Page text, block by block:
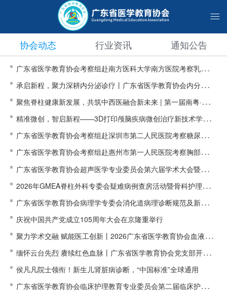
协会动态 行业资讯 通知公告
广东省医学教育协会考察组赴南方医科大学南方医院考察乳腺临
床研究专委会筹备工作
承启新程，聚力深耕内分泌诊疗丨广东省医学教育协会内分泌代
谢专业委员会第二届学术会议圆满落幕
聚焦脊柱健康新发展，共筑中西医融合新未来 | 第一届南粤·龍溪
脊柱论坛成功举办
精准微创，智启新程——3D打印颅脑疾病微创治疗新技术学习班
圆满举办
广东省医学教育协会考察组赴深圳市第二人民医院考察糖尿病精
准诊治与预防专委会筹备工作
广东省医学教育协会考察组赴惠州市第一人民医院考察胸部肿瘤
专业委员会筹备工作
广东省医学教育协会超声医学专业委员会第六届学术大会暨第五
届青年医师授课大赛在深圳成功举办
2026年GMEA脊柱外科专委会疑难病例查房活动暨骨科护理学术
沙龙-清远站顺利举行
广东省医学教育协会病理学专委会消化道病理诊断规范及新进展
学术交流系列活动-珠中江站顺利举办
庆祝中国共产党成立105周年大会在京隆重举行
聚力学术交融 赋能医工创新丨2026广东省医学教育协会血液净
化与医工结合专委会学术年会圆满举办
缅怀云台先烈 赓续红色血脉丨广东省医学教育协会党支部开展主
题党日活动
侯凡凡院士领衔！新生儿肾脏病诊断，“中国标准”全球通用
广东省医学教育协会临床护理教育专业委员会第二届临床护理教